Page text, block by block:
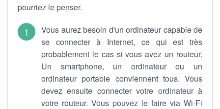
pourriez le penser.
Vous aurez besoin d'un ordinateur capable de
se connecter à Internet, ce qui est très
probablement le cas si vous avez un routeur.
Un smartphone, un ordinateur ou un
ordinateur portable conviennent tous. Vous
devez ensuite connecter votre ordinateur à
votre routeur. Vous pouvez le faire via Wi-Fi